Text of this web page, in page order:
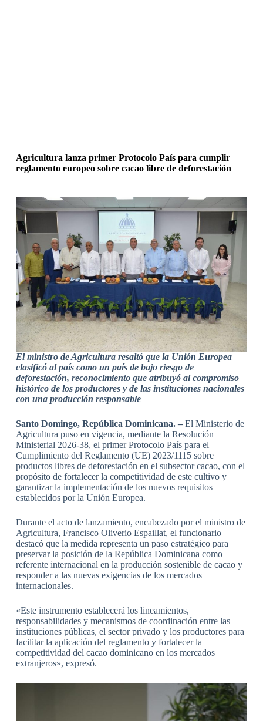
Agricultura lanza primer Protocolo País para cumplir
reglamento europeo sobre cacao libre de deforestación
El ministro de Agricultura resaltó que la Unión Europea
clasificó al país como un país de bajo riesgo de
deforestación, reconocimiento que atribuyó al compromiso
histórico de los productores y de las instituciones nacionales
con una producción responsable
Santo Domingo, República Dominicana. –El Ministerio de
Agricultura puso en vigencia, mediante la Resolución
Ministerial 2026-38, el primer Protocolo País para el
Cumplimiento del Reglamento (UE) 2023/1115 sobre
productos libres de deforestación en el subsector cacao, con el
propósito de fortalecer la competitividad de este cultivo y
garantizar la implementación de los nuevos requisitos
establecidos por la Unión Europea.
Durante el acto de lanzamiento, encabezado por el ministro de
Agricultura, Francisco Oliverio Espaillat, el funcionario
destacó que la medida representa un paso estratégico para
preservar la posición de la República Dominicana como
referente internacional en la producción sostenible de cacao y
responder a las nuevas exigencias de los mercados
internacionales.
«Este instrumento establecerá los lineamientos,
responsabilidades y mecanismos de coordinación entre las
instituciones públicas, el sector privado y los productores para
facilitar la aplicación del reglamento y fortalecer la
competitividad del cacao dominicano en los mercados
extranjeros», expresó.